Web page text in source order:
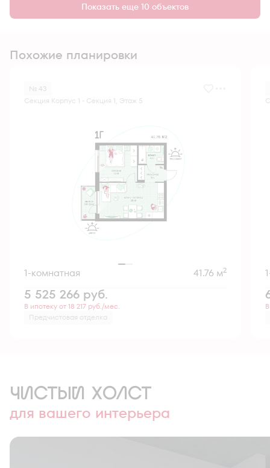
Показать еще 10 объектов
Похожие планировки
№ 43
Секция Корпус 1 - Секция 1, Этаж 5
1-комнатная 41.76 м2
5 525 266 руб.
В ипотеку от 18 217 руб./мес.
Предчистовая отделка
ЧИСТЫЙ ХОЛСТ
для вашего интерьера